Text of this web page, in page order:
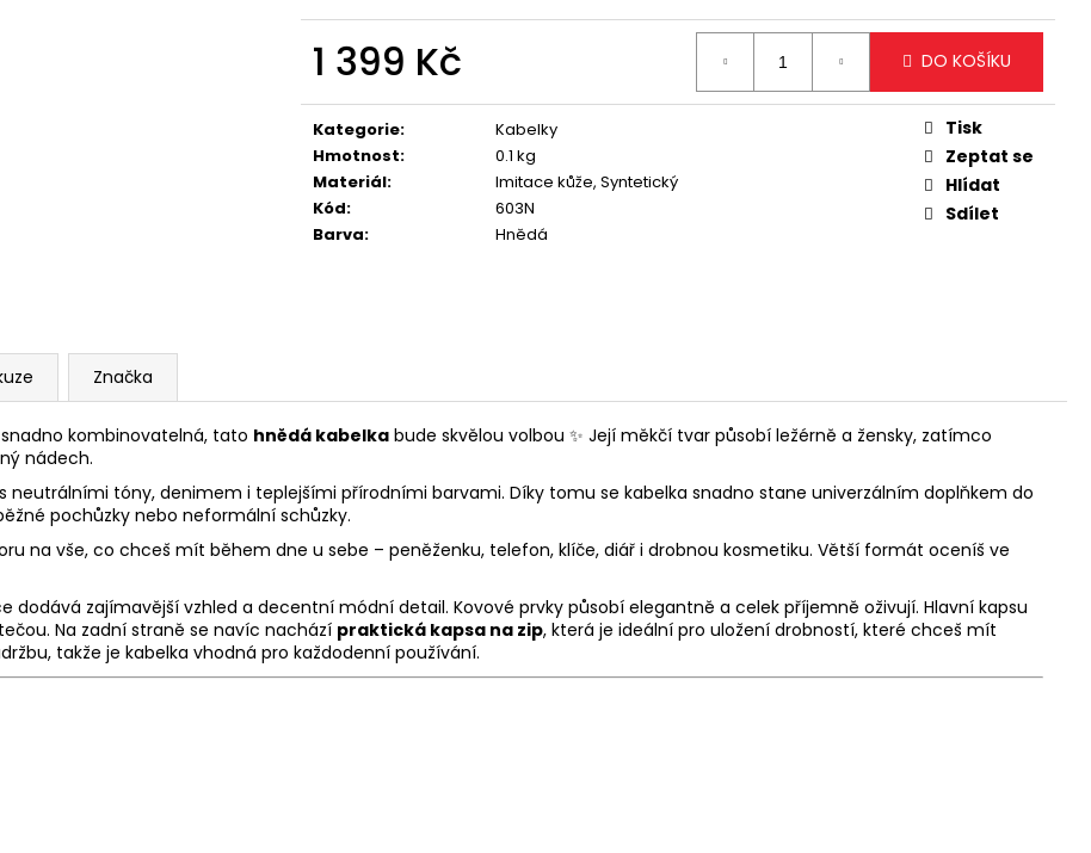
1 399 Kč
cena:
DO KOŠÍKU
Kategorie:
Kabelky
Hmotnost:
0.1 kg
Materiál:
Imitace kůže, Syntetický
Kód:
603N
Barva: Hnědá
Tisk
Zeptat se
Hlídat
Sdílet
Značka
kombinovatelná, tato hnědá kabelka bude skvělou volbou ✨ Její měkčí tvar působí ležérně a žensky, zatímco
nádech.
neutrálními tóny, denimem i teplejšími přírodními barvami. Díky tomu se kabelka snadno stane univerzálním doplňkem do
pochůzky nebo neformální schůzky.
na vše, co chceš mít během dne u sebe – peněženku, telefon, klíče, diář i drobnou kosmetiku. Větší formát oceníš ve
dodává zajímavější vzhled a decentní módní detail. Kovové prvky působí elegantně a celek příjemně oživují. Hlavní kapsu
Na zadní straně se navíc nachází praktická kapsa na zip, která je ideální pro uložení drobností, které chceš mít
takže je kabelka vhodná pro každodenní používání.
RAMENO SE ZLATÝM DETAILEM
1 199 Kč